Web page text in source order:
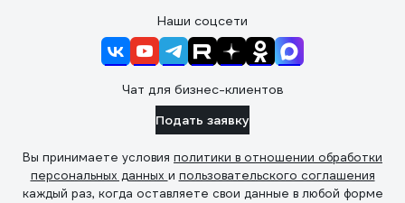
Наши соцсети
Чат для бизнес-клиентов
Подать заявку
Вы принимаете условия политики в отношении обработки
персональных данных и пользовательского соглашения
каждый раз, когда оставляете свои данные в любой форме